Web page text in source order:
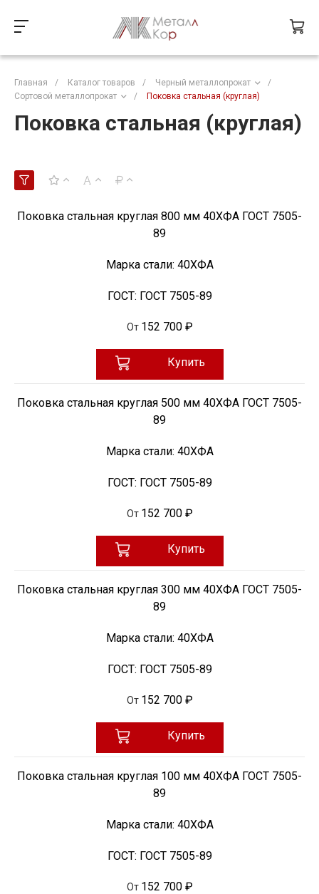
Главная / Каталог товаров / Черный металлопрокат
/
Сортовой металлопрокат
/ Поковка стальная (круглая)
Поковка стальная (круглая)
Поковка стальная круглая 800 мм 40ХФА ГОСТ 7505-
89
Марка стали: 40ХФА
ГОСТ: ГОСТ 7505-89
От 152 700 ₽
Купить
Поковка стальная круглая 500 мм 40ХФА ГОСТ 7505-
89
Марка стали: 40ХФА
ГОСТ: ГОСТ 7505-89
От 152 700 ₽
Купить
Поковка стальная круглая 300 мм 40ХФА ГОСТ 7505-
89
Марка стали: 40ХФА
ГОСТ: ГОСТ 7505-89
От 152 700 ₽
Купить
Поковка стальная круглая 100 мм 40ХФА ГОСТ 7505-
89
Марка стали: 40ХФА
ГОСТ: ГОСТ 7505-89
От 152 700 ₽